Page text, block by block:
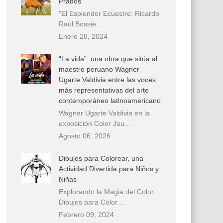
"El Esplendor Ecuestre: Ricardo
Raúl Bossie…
Enero 28, 2024
“La vida”: una obra que sitúa al
maestro peruano Wagner
Ugarte Valdivia entre las voces
más representativas del arte
contemporáneo latinoamericano
Wagner Ugarte Valdivia en la
exposición Color Jou…
Agosto 06, 2026
Dibujos para Colorear, una
Actividad Divertida para Niños y
Niñas
Explorando la Magia del Color:
Dibujos para Color…
Febrero 09, 2024